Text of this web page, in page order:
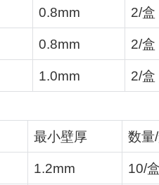
0.8mm 2/盒
0.8mm 2/盒
1.0mm 2/盒
最小壁厚 数量/
1.2mm 10/盒